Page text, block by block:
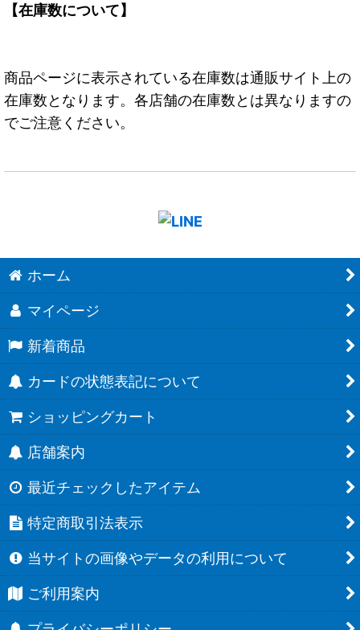
【在庫数について】
商品ページに表示されている在庫数は通販サイト上の
在庫数となります。各店舗の在庫数とは異なりますの
でご注意ください。
ホーム
マイページ
新着商品
カードの状態表記について
ショッピングカート
店舗案内
最近チェックしたアイテム
特定商取引法表示
当サイトの画像やデータの利用について
ご利用案内